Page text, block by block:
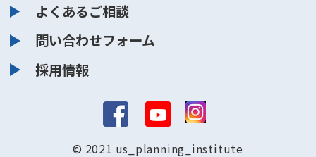
よくあるご相談
問い合わせフォーム
採用情報
© 2021 us_planning_institute